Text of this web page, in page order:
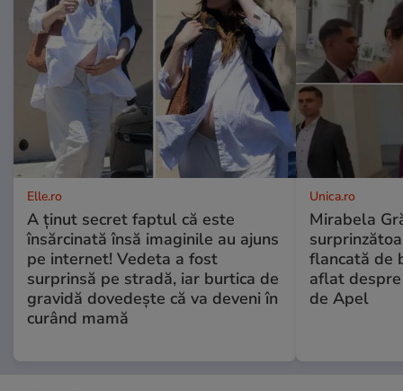
Elle.ro
A ținut secret faptul că este
însărcinată însă imaginile au ajuns
pe internet! Vedeta a fost
surprinsă pe stradă, iar burtica de
gravidă dovedește că va deveni în
curând mamă
Unica.ro
Mirabela
flancată de
aflat
de Apel